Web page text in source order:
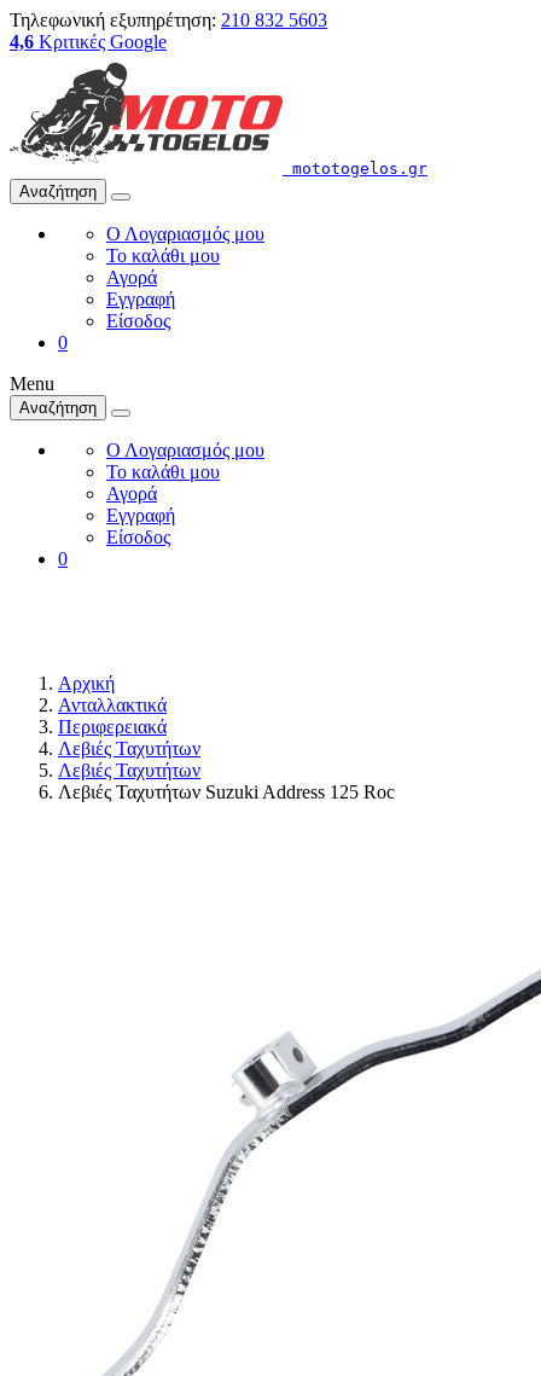
Τηλεφωνική εξυπηρέτηση: 210 832 5603
4,6 Κριτικές Google
mototogelos.gr
Αναζήτηση
Ο Λογαριασμός μου
Το καλάθι μου
Αγορά
Εγγραφή
Είσοδος
0
Menu
Αναζήτηση
Ο Λογαριασμός μου
Το καλάθι μου
Αγορά
Εγγραφή
Είσοδος
0
Αρχική
Ανταλλακτικά
Περιφερειακά
Λεβιές Ταχυτήτων
Λεβιές Ταχυτήτων
Λεβιές Ταχυτήτων Suzuki Address 125 Roc